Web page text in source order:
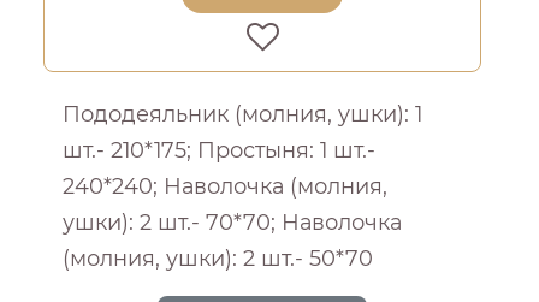
Пододеяльник (молния, ушки): 1
шт.- 210*175; Простыня: 1 шт.-
240*240; Наволочка (молния,
ушки): 2 шт.- 70*70; Наволочка
(молния, ушки): 2 шт.- 50*70